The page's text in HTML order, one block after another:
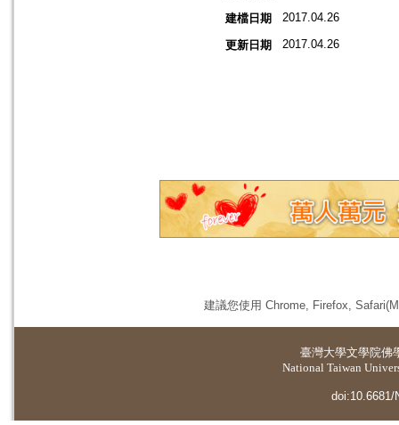
建檔日期 2017.04.26
更新日期 2017.04.26
建議您使用 Chrome, Firefox,
臺灣大學文學院佛
National Taiwan
doi:10.6681/